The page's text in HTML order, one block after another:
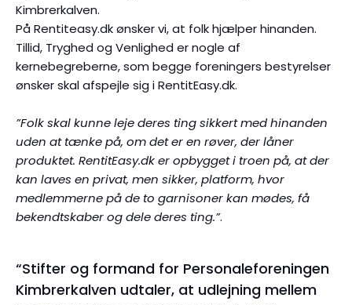
Kimbrerkalven.
På Rentiteasy.dk ønsker vi, at folk hjælper hinanden.
Tillid, Tryghed og Venlighed er nogle af
kernebegreberne, som begge foreningers bestyrelser
ønsker skal afspejle sig i RentitEasy.dk.
”Folk skal kunne leje deres ting sikkert med hinanden
uden at tænke på, om det er en røver, der låner
produktet. RentitEasy.dk er opbygget i troen på, at der
kan laves en privat, men sikker, platform, hvor
medlemmerne på de to garnisoner kan mødes, få
bekendtskaber og dele deres ting.”.
“Stifter og formand for Personaleforeningen
Kimbrerkalven udtaler, at udlejning mellem